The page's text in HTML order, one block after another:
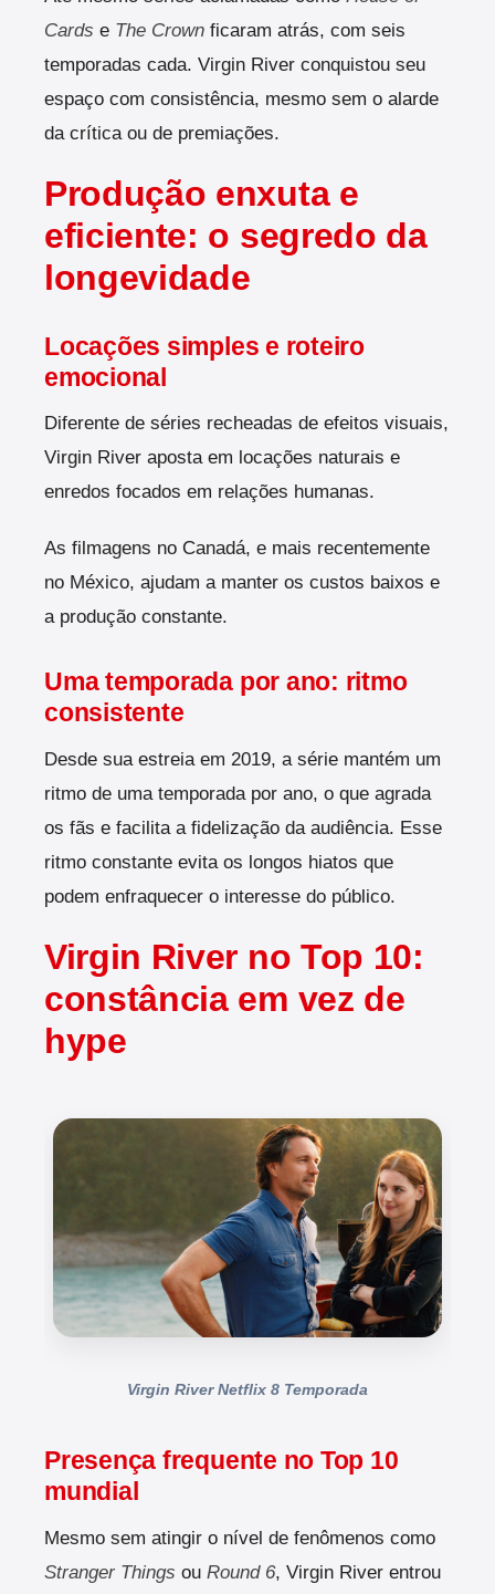
Cards e The Crown ficaram atrás, com seis
temporadas cada. Virgin River conquistou seu
espaço com consistência, mesmo sem o alarde
da crítica ou de premiações.
Produção enxuta e
eficiente: o segredo da
longevidade
Locações simples e roteiro
emocional
Diferente de séries recheadas de efeitos visuais,
Virgin River aposta em locações naturais e
enredos focados em relações humanas.
As filmagens no Canadá, e mais recentemente
no México, ajudam a manter os custos baixos e
a produção constante.
Uma temporada por ano: ritmo
consistente
Desde sua estreia em 2019, a série mantém um
ritmo de uma temporada por ano, o que agrada
os fãs e facilita a fidelização da audiência. Esse
ritmo constante evita os longos hiatos que
podem enfraquecer o interesse do público.
Virgin River no Top 10:
constância em vez de
hype
Virgin River Netflix 8 Temporada
Presença frequente no Top 10
mundial
Mesmo sem atingir o nível de fenômenos como
Stranger Things ou Round 6, Virgin River entrou